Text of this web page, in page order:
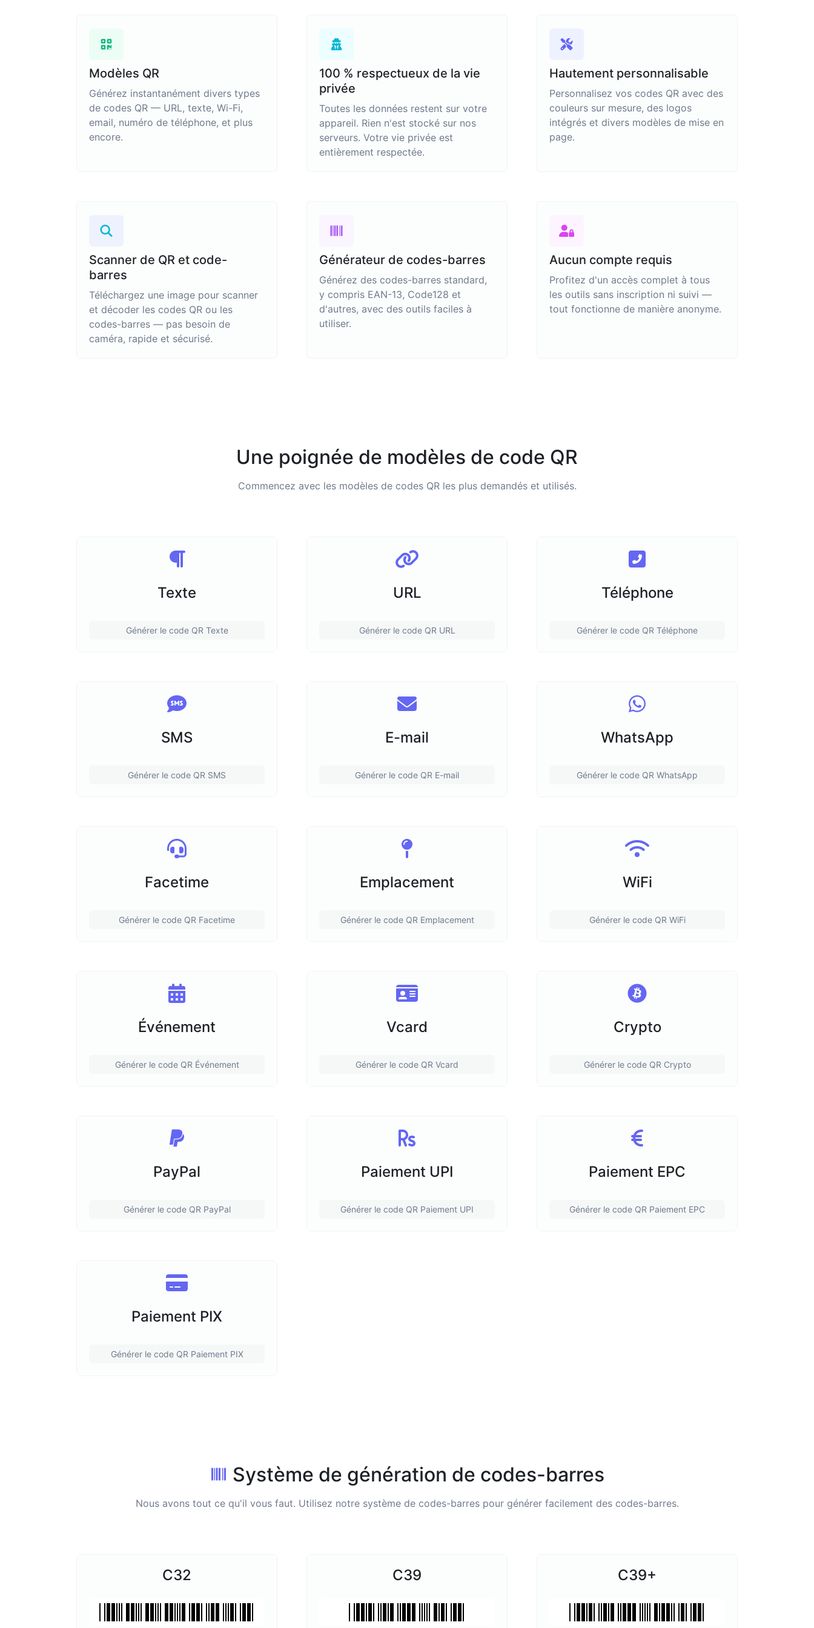
Modèles QR
Générez instantanément divers types
de codes QR — URL, texte, Wi-Fi,
email, numéro de téléphone, et plus
encore.
100 % respectueux de la vie
privée
Toutes les données restent sur votre
appareil. Rien n'est stocké sur nos
serveurs. Votre vie privée est
entièrement respectée.
Hautement personnalisable
Personnalisez vos codes QR avec des
couleurs sur mesure, des logos
intégrés et divers modèles de mise en
page.
Scanner de QR et code-
barres
Téléchargez une image pour scanner
et décoder les codes QR ou les
codes-barres — pas besoin de
caméra, rapide et sécurisé.
Générateur de codes-barres
Générez des codes-barres standard,
y compris EAN-13, Code128 et
d'autres, avec des outils faciles à
utiliser.
Aucun compte requis
Profitez d'un accès complet à tous
les outils sans inscription ni suivi —
tout fonctionne de manière anonyme.
Une poignée de modèles de code QR
Commencez avec les modèles de codes QR les plus demandés et utilisés.
Texte
Générer le code QR Texte
URL
Générer le code QR URL
Téléphone
Générer le code QR Téléphone
SMS
Générer le code QR SMS
E-mail
Générer le code QR E-mail
WhatsApp
Générer le code QR WhatsApp
Facetime
Générer le code QR Facetime
Emplacement
Générer le code QR Emplacement
WiFi
Générer le code QR WiFi
Événement
Générer le code QR Événement
Vcard
Générer le code QR Vcard
Crypto
Générer le code QR Crypto
PayPal
Générer le code QR PayPal
Paiement UPI
Générer le code QR Paiement UPI
Paiement EPC
Générer le code QR Paiement EPC
Paiement PIX
Générer le code QR Paiement PIX
Système de génération de codes-barres
Nous avons tout ce qu'il vous faut. Utilisez notre système de codes-barres pour générer facilement des codes-barres.
C32 C39 C39+